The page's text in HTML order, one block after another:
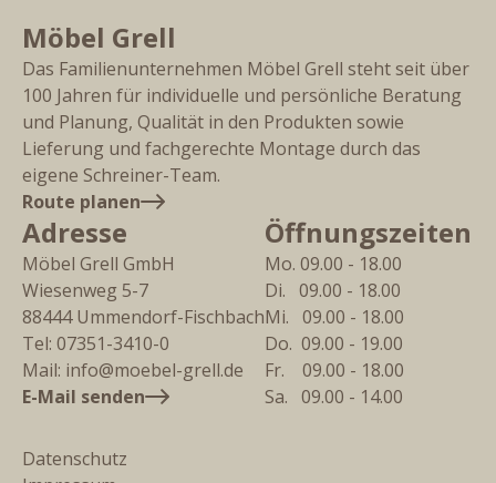
Möbel Grell
Das Familienunternehmen Möbel Grell steht seit über
100 Jahren für individuelle und persönliche Beratung
und Planung, Qualität in den Produkten sowie
Lieferung und fachgerechte Montage durch das
eigene Schreiner-Team.
Route planen
Adresse
Möbel Grell GmbH
Wiesenweg 5-7
88444 Ummendorf-Fischbach
Tel: 07351-3410-0
Mail: info@moebel-grell.de
E-Mail senden
Öffnungszeiten
Mo. 09.00 - 18.00
Di.   09.00 - 18.00
Mi.   09.00 - 18.00
Do.  09.00 - 19.00
Fr.    09.00 - 18.00
Sa.   09.00 - 14.00
Datenschutz